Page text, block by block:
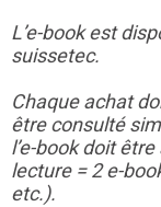
L’e-book est
suissetec.
Chaque achat
être consulté
l’e-book doit
lecture = 2 e-
etc.).